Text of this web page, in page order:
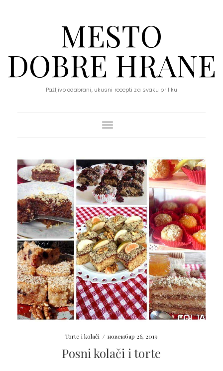
MESTO
DOBRE HRANE
Pažljivo odabrani, ukusni recepti za svaku priliku
Toggle Navigation
Torte i kolači / новембар 26, 2019
Posni kolači i torte